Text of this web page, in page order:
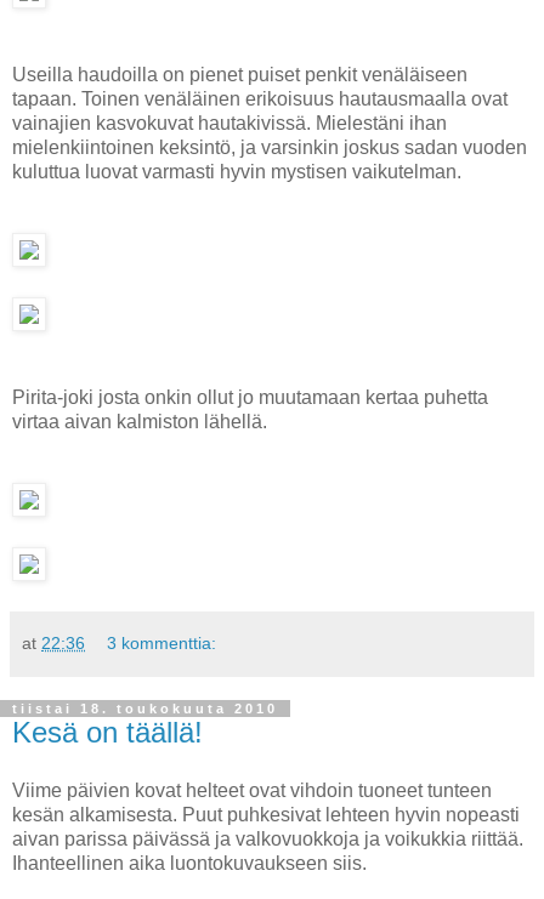
Useilla haudoilla on pienet puiset penkit venäläiseen
tapaan. Toinen venäläinen erikoisuus hautausmaalla ovat
vainajien kasvokuvat hautakivissä. Mielestäni ihan
mielenkiintoinen keksintö, ja varsinkin joskus sadan vuoden
kuluttua luovat varmasti hyvin mystisen vaikutelman.
Pirita-joki josta onkin ollut jo muutamaan kertaa puhetta
virtaa aivan kalmiston lähellä.
at 22:36 3 kommenttia:
tiistai 18. toukokuuta 2010
Kesä on täällä!
Viime päivien kovat helteet ovat vihdoin tuoneet tunteen
kesän alkamisesta. Puut puhkesivat lehteen hyvin nopeasti
aivan parissa päivässä ja valkovuokkoja ja voikukkia riittää.
Ihanteellinen aika luontokuvaukseen siis.